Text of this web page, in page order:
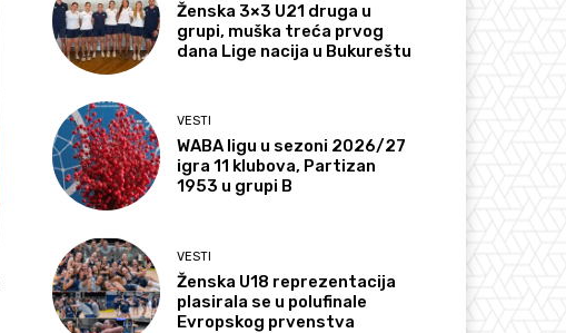
Ženska 3×3 U21 druga u
grupi, muška treća prvog
dana Lige nacija u Bukureštu
VESTI
WABA ligu u sezoni 2026/27
igra 11 klubova, Partizan
1953 u grupi B
VESTI
Ženska U18 reprezentacija
plasirala se u polufinale
Evropskog prvenstva